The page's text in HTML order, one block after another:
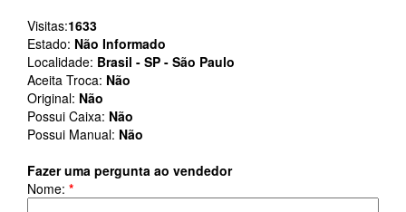
Visitas:1633
Estado: Não Informado
Localidade: Brasil - SP - São Paulo
Aceita Troca: Não
Original: Não
Possui Caixa: Não
Possui Manual: Não
Fazer uma pergunta ao vendedor
Nome: *